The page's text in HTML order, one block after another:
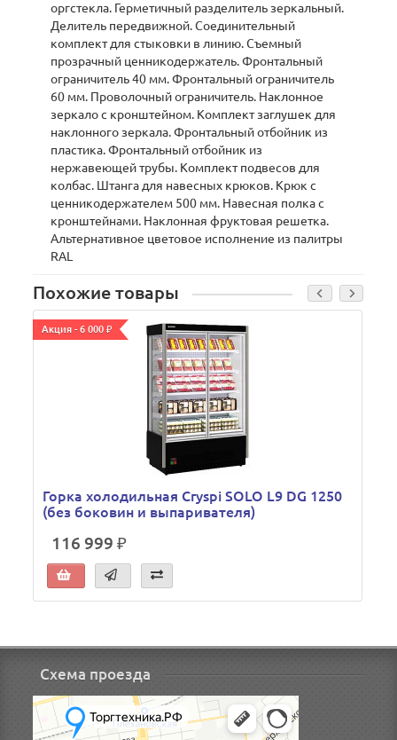
оргстекла. Герметичный разделитель зеркальный.
Делитель передвижной. Соединительный
комплект для стыковки в линию. Съемный
прозрачный ценникодержатель. Фронтальный
ограничитель 40 мм. Фронтальный ограничитель
60 мм. Проволочный ограничитель. Наклонное
зеркало с кронштейном. Комплект заглушек для
наклонного зеркала. Фронтальный отбойник из
пластика. Фронтальный отбойник из
нержавеющей трубы. Комплект подвесов для
колбас. Штанга для навесных крюков. Крюк с
ценникодержателем 500 мм. Навесная полка с
кронштейнами. Наклонная фруктовая решетка.
Альтернативное цветовое исполнение из палитры
RAL
Похожие товары
Акция - 6 000 ₽
Горка холодильная Cryspi SOLO L9 DG 1250
(без боковин и выпаривателя)
116 999 ₽
Схема проезда